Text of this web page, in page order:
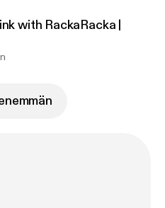
with RackaRacka |